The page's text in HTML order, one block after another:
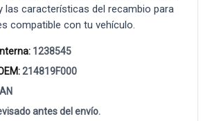
las características del recambio para
compatible con tu vehículo.
1238545
214819F000
antes del envío.